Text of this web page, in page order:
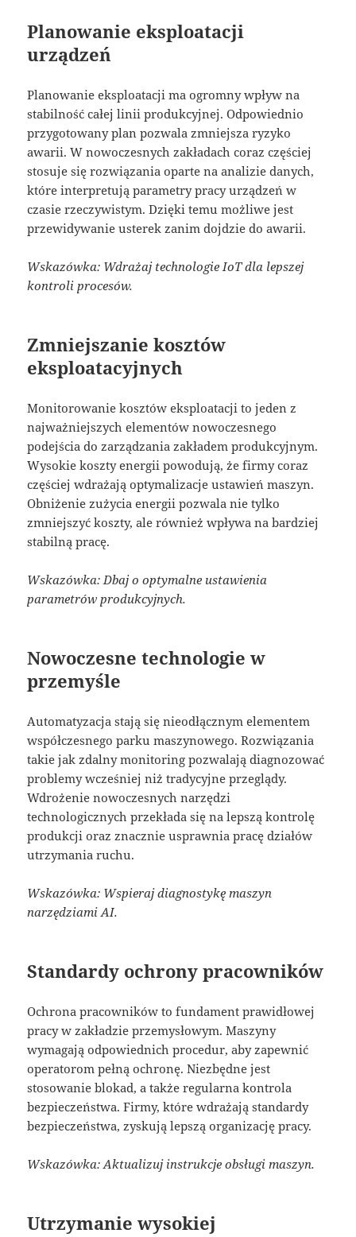
Planowanie eksploatacji
urządzeń
Planowanie eksploatacji ma ogromny wpływ na
stabilność całej linii produkcyjnej. Odpowiednio
przygotowany plan pozwala zmniejsza ryzyko
awarii. W nowoczesnych zakładach coraz częściej
stosuje się rozwiązania oparte na analizie danych,
które interpretują parametry pracy urządzeń w
czasie rzeczywistym. Dzięki temu możliwe jest
przewidywanie usterek zanim dojdzie do awarii.
Wskazówka: Wdrażaj technologie IoT dla lepszej
kontroli procesów.
Zmniejszanie kosztów
eksploatacyjnych
Monitorowanie kosztów eksploatacji to jeden z
najważniejszych elementów nowoczesnego
podejścia do zarządzania zakładem produkcyjnym.
Wysokie koszty energii powodują, że firmy coraz
częściej wdrażają optymalizacje ustawień maszyn.
Obniżenie zużycia energii pozwala nie tylko
zmniejszyć koszty, ale również wpływa na bardziej
stabilną pracę.
Wskazówka: Dbaj o optymalne ustawienia
parametrów produkcyjnych.
Nowoczesne technologie w
przemyśle
Automatyzacja stają się nieodłącznym elementem
współczesnego parku maszynowego. Rozwiązania
takie jak zdalny monitoring pozwalają diagnozować
problemy wcześniej niż tradycyjne przeglądy.
Wdrożenie nowoczesnych narzędzi
technologicznych przekłada się na lepszą kontrolę
produkcji oraz znacznie usprawnia pracę działów
utrzymania ruchu.
Wskazówka: Wspieraj diagnostykę maszyn
narzędziami AI.
Standardy ochrony pracowników
Ochrona pracowników to fundament prawidłowej
pracy w zakładzie przemysłowym. Maszyny
wymagają odpowiednich procedur, aby zapewnić
operatorom pełną ochronę. Niezbędne jest
stosowanie blokad, a także regularna kontrola
bezpieczeństwa. Firmy, które wdrażają standardy
bezpieczeństwa, zyskują lepszą organizację pracy.
Wskazówka: Aktualizuj instrukcje obsługi maszyn.
Utrzymanie wysokiej